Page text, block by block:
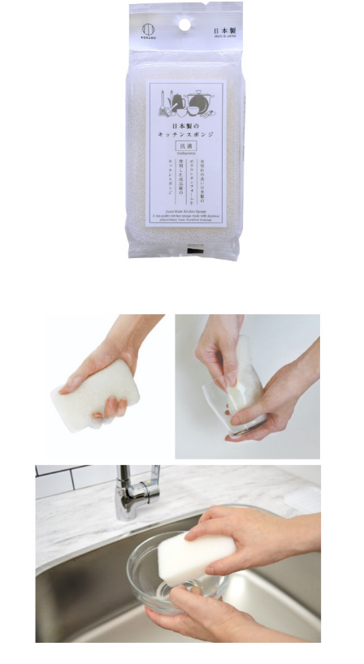
４．使用「AFTEE先享後付」時，將依據個別帳號之用戶狀況，依本公司即
時審查核予不同之上限額度；若仍有額度不足之情形，本公司將視審查結果
５．嚴禁一人註冊多個帳號或使用他人資訊註冊。若發現惡意使用之情形，
恩沛科技股份有限公司將有權停止該用戶之使用額度並採取法律行動。
付款後寶雅門市自取(由倉庫統一出貨)
每筆NT$80，滿NT$290(含以上)免運費